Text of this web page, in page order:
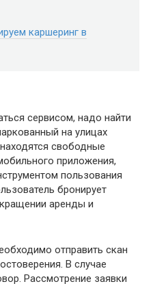
каршеринг в
сервисом, надо найти
на улицах
свободные
приложения,
пользования
бронирует
аренды и
отправить скан
В случае
Рассмотрение заявки